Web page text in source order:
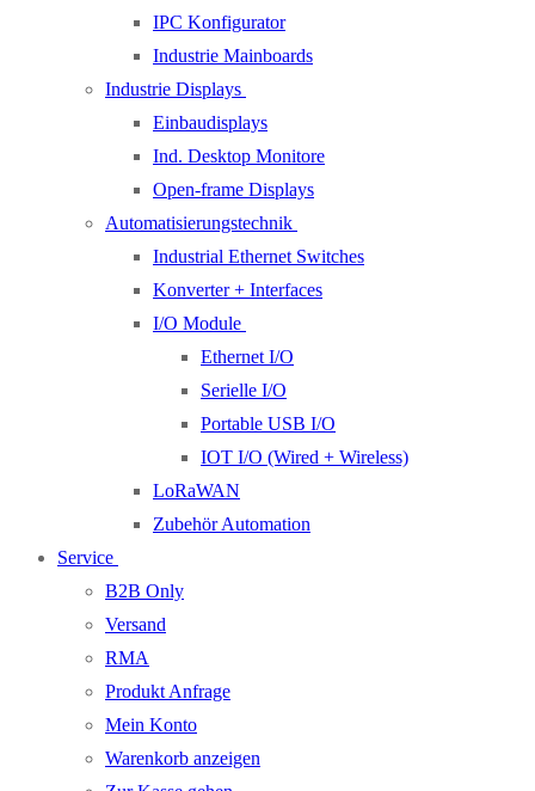
IPC Konfigurator
Industrie Mainboards
Industrie Displays
Einbaudisplays
Ind. Desktop Monitore
Open-frame Displays
Automatisierungstechnik
Industrial Ethernet Switches
Konverter + Interfaces
I/O Module
Ethernet I/O
Serielle I/O
Portable USB I/O
IOT I/O (Wired + Wireless)
LoRaWAN
Zubehör Automation
Service
B2B Only
Versand
RMA
Produkt Anfrage
Mein Konto
Warenkorb anzeigen